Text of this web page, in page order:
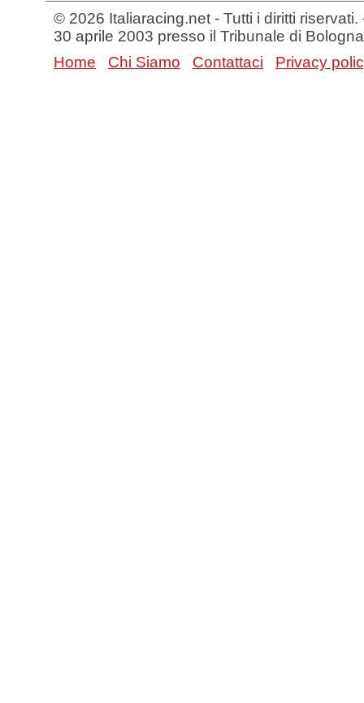
© 2026 Italiaracing.net - Tutti i diritti
30 aprile 2003 presso il Tribunale di Bologna
Home
Chi Siamo Contattaci Privacy